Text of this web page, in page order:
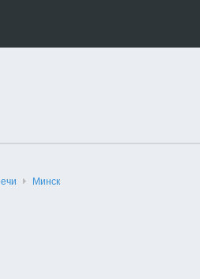
Минск